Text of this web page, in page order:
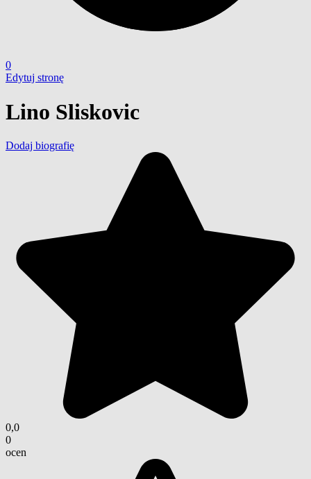
0
Edytuj stronę
Lino Sliskovic
Dodaj biografię
0,0
0
ocen